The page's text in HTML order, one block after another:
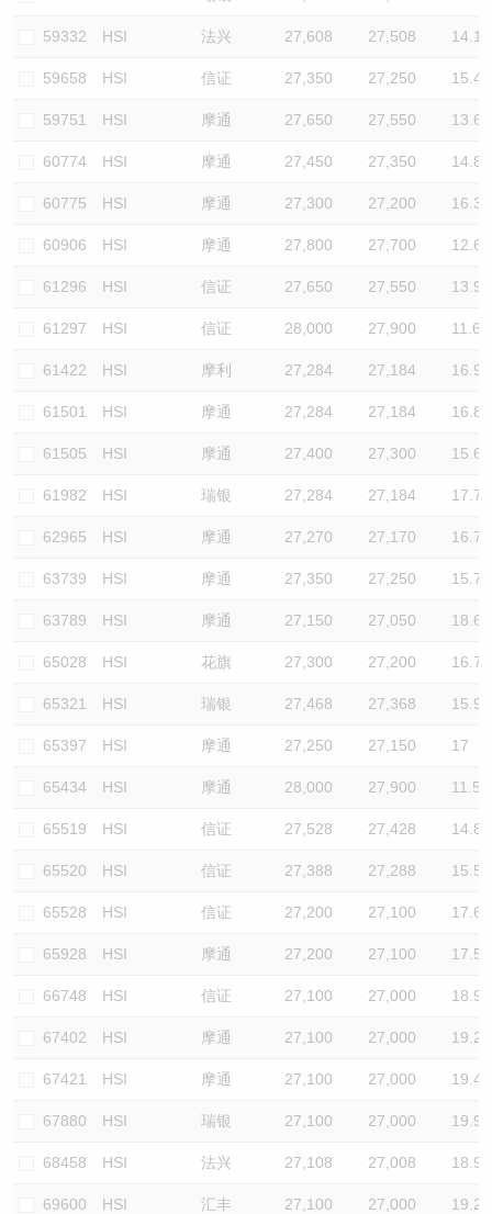
59332 HSI 法兴 27,608 27,508 14.1
59658 HSI 信证 27,350 27,250 15.4
59751 HSI 摩通 27,650 27,550 13.6
60774 HSI 摩通 27,450 27,350 14.8
60775 HSI 摩通 27,300 27,200 16.3
60906 HSI 摩通 27,800 27,700 12.6
61296 HSI 信证 27,650 27,550 13.9
61297 HSI 信证 28,000 27,900 11.6
61422 HSI 摩利 27,284 27,184 16.9
61501 HSI 摩通 27,284 27,184 16.8
61505 HSI 摩通 27,400 27,300 15.6
61982 HSI 瑞银 27,284 27,184 17.7
62965 HSI 摩通 27,270 27,170 16.7
63739 HSI 摩通 27,350 27,250 15.7
63789 HSI 摩通 27,150 27,050 18.6
65028 HSI 花旗 27,300 27,200 16.7
65321 HSI 瑞银 27,468 27,368 15.9
65397 HSI 摩通 27,250 27,150 17
65434 HSI 摩通 28,000 27,900 11.5
65519 HSI 信证 27,528 27,428 14.8
65520 HSI 信证 27,388 27,288 15.5
65528 HSI 信证 27,200 27,100 17.6
65928 HSI 摩通 27,200 27,100 17.5
66748 HSI 信证 27,100 27,000 18.9
67402 HSI 摩通 27,100 27,000 19.2
67421 HSI 摩通 27,100 27,000 19.4
67880 HSI 瑞银 27,100 27,000 19.9
68458 HSI 法兴 27,108 27,008 18.9
69600 HSI 汇丰 27,100 27,000 19.2